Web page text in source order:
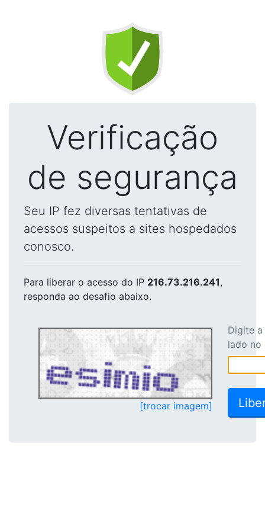
Verificação
de segurança
Seu IP fez diversas tentativas de
acessos suspeitos a sites hospedados
conosco.
Para liberar o acesso do IP 216.73.216.241,
responda ao desafio abaixo.
[trocar imagem]
Digite
lado no